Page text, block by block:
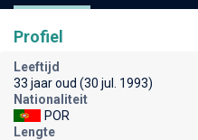
Profiel
Leeftijd
33 jaar oud (30 jul. 1993)
Nationaliteit
POR
Lengte